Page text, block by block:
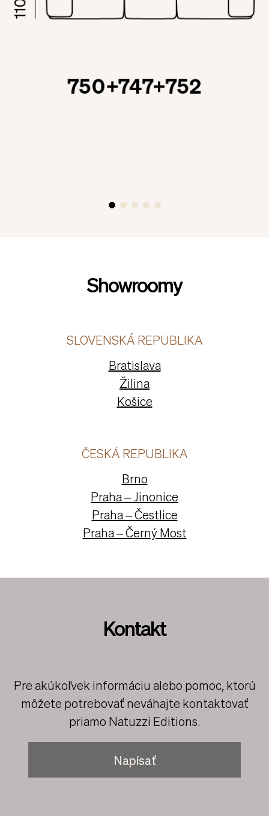
SLOVENSKÁ REPUBLIKA
Bratislava
Žilina
ČESKÁ REPUBLIKA
Brno
Praha – Jinonice
Praha – Čestlice
Pre akúkoľvek informáciu alebo pomoc, ktorú
môžete potrebovať neváhajte kontaktovať